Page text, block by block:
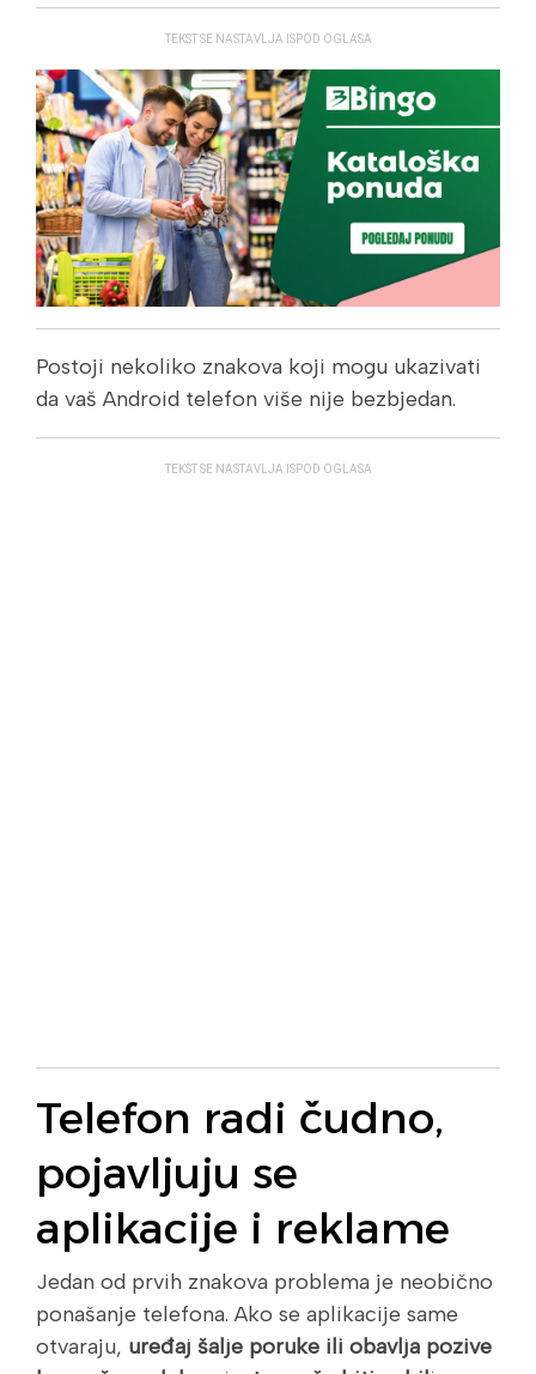
TEKST SE NASTAVLJA ISPOD OGLASA
Postoji nekoliko znakova koji mogu ukazivati
da vaš Android telefon više nije bezbjedan.
TEKST SE NASTAVLJA ISPOD OGLASA
Telefon radi čudno,
pojavljuju se
aplikacije i reklame
Jedan od prvih znakova problema je neobično
ponašanje telefona. Ako se aplikacije same
otvaraju, uređaj šalje poruke ili obavlja pozive